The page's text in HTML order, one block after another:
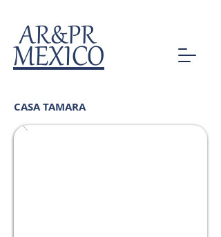
MEXICO
AR&PR
CASA TAMARA